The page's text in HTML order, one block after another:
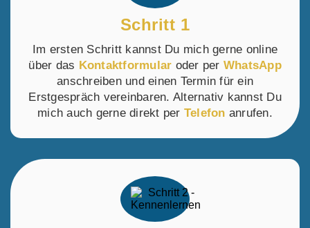
Schritt 1
Im ersten Schritt kannst Du mich gerne online
über das Kontaktformular oder per WhatsApp
anschreiben und einen Termin für ein
Erstgespräch vereinbaren. Alternativ kannst Du
mich auch gerne direkt per Telefon anrufen.